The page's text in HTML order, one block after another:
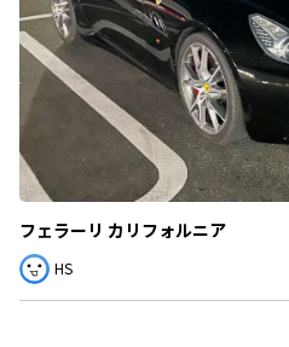
フェラーリ カリフォルニア
HS